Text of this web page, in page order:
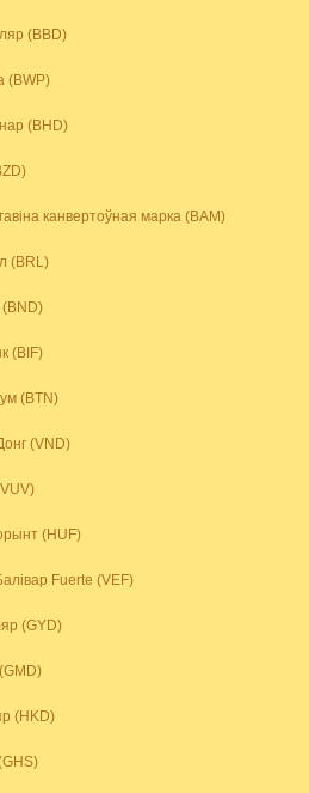
(BBD)
(BWP)
(BHD)
канвертоўная марка (BAM)
(BRL)
(BIF)
(BTN)
(VND)
(HUF)
Fuerte (VEF)
(GYD)
(HKD)